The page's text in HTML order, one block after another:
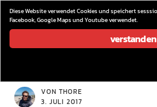
wieder los…
VON THORE
3. JULI 2017
Diese Website verwendet Cookies und speichert
Facebook, Google Maps und Youtube verwendet.
verstanden